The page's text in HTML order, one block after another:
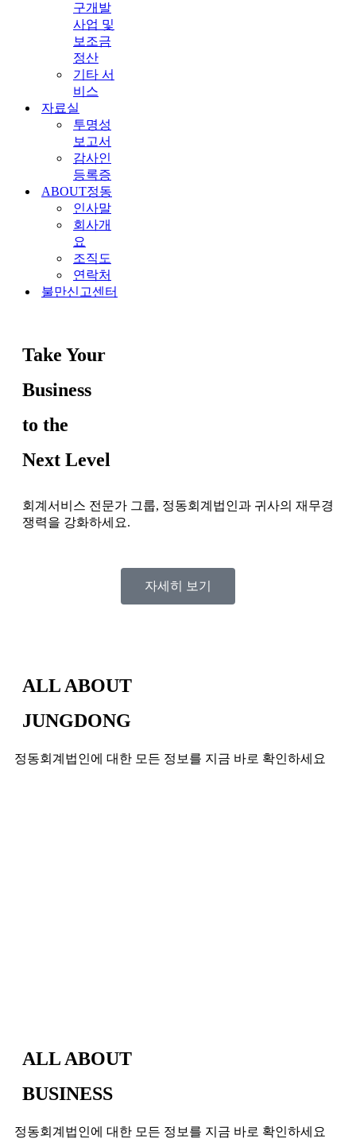
구개발
사업 및
보조금
정산
기타 서
비스
자료실
투명성
보고서
감사인
등록증
ABOUT정동
인사말
회사개
요
조직도
연락처
불만신고센터
Take Your
Business
to the
Next Level
회계서비스 전문가 그룹, 정동회계법인과 귀사의 재무경
쟁력을 강화하세요.
자세히 보기
ALL ABOUT
JUNGDONG
정동회계법인에 대한 모든 정보를 지금 바로 확인하세요
ALL ABOUT
BUSINESS
정동회계법인에 대한 모든 정보를 지금 바로 확인하세요